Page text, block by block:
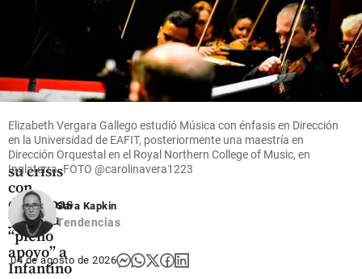
Fútbol
La FIFA
intenta
superar
su crisis
con
disculpas
y dio su
“pleno
apoyo” a
Infantino
Elizabeth Vergara Gallego estudió Música con énfasis en Dirección
en la Universidad de EAFIT, posteriormente una maestría en
Dirección Orquestal en el Royal Northern College of Music, en
Inglaterra. FOTO @carolinavera1223
Sara Kapkin
Tendencias
04 de agosto de 2026